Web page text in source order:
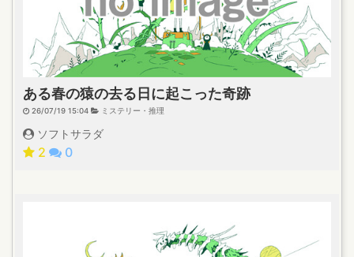
ある春の猿の去る日に起こった奇跡
26/07/19 15:04 ミステリー・推理
ソフトサラダ
2 0